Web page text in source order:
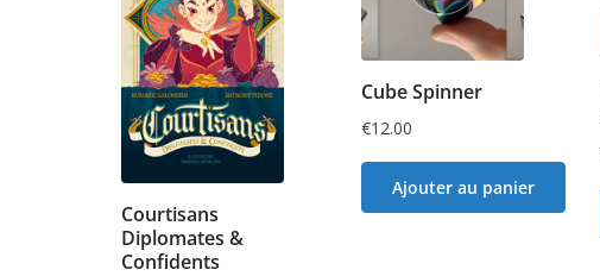
Courtisans
Diplomates &
Confidents
Cube Spinner
€12.00
Ajouter au panier